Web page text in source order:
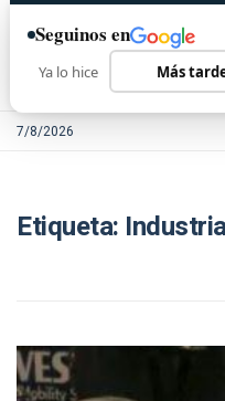
7/8/2026
Etiqueta:
Seguinos en
Ya lo hice Más